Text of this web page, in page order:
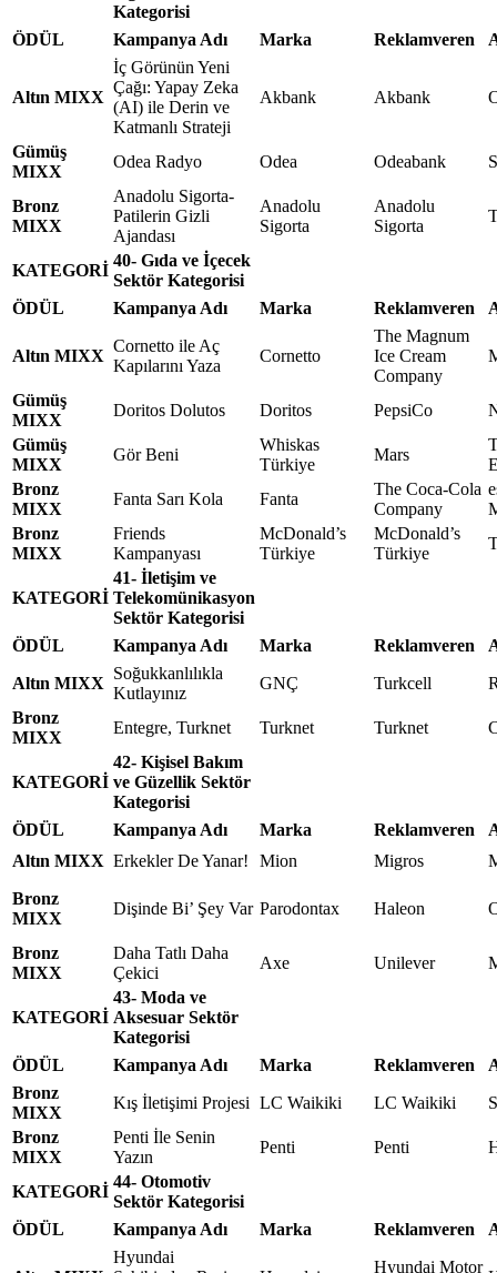
Kategorisi
ÖDÜL
Kampanya Adı Marka Reklamveren
Altın MIXX
İç Görünün Yeni
Çağı: Yapay Zeka
(AI) ile Derin ve
Katmanlı Strateji
Akbank Akbank
Gümüş
MIXX
Odea Radyo Odea Odeabank
Bronz
MIXX
Anadolu Sigorta-
Patilerin Gizli
Ajandası
Anadolu
Sigorta
Anadolu
Sigorta
KATEGORİ
40- Gıda ve İçecek
Sektör Kategorisi
ÖDÜL
Kampanya Adı Marka Reklamveren
Altın MIXX
Cornetto ile Aç
Kapılarını Yaza
Cornetto
The Magnum
Ice Cream
Company
Gümüş
MIXX
Doritos Dolutos Doritos PepsiCo
Gümüş
MIXX
Gör Beni
Whiskas
Türkiye
Mars
Bronz
MIXX
Fanta Sarı Kola Fanta
The Coca-Cola
Company
Bronz
MIXX
Friends
Kampanyası
McDonald’s
Türkiye
McDonald’s
Türkiye
KATEGORİ
41- İletişim ve
Telekomünikasyon
Sektör Kategorisi
ÖDÜL
Kampanya Adı Marka Reklamveren
Altın MIXX
Soğukkanlılıkla
Kutlayınız
GNÇ Turkcell
Bronz
MIXX
Entegre, Turknet Turknet Turknet
KATEGORİ
42- Kişisel Bakım
ve Güzellik Sektör
Kategorisi
ÖDÜL
Kampanya Adı Marka Reklamveren
Altın MIXX Erkekler De Yanar! Mion Migros
Bronz
MIXX
Dişinde Bi’ Şey Var Parodontax Haleon
Bronz
MIXX
Daha Tatlı Daha
Çekici
Axe Unilever
KATEGORİ
43- Moda ve
Aksesuar Sektör
Kategorisi
ÖDÜL
Kampanya Adı Marka Reklamveren
Bronz
MIXX
Kış İletişimi Projesi LC Waikiki LC Waikiki
Bronz
MIXX
Penti İle Senin
Yazın
Penti Penti
KATEGORİ
44- Otomotiv
Sektör Kategorisi
ÖDÜL
Kampanya Adı Marka Reklamveren
Hyundai
Hyundai Motor